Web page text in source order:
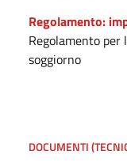
Regolamento:
Regolamento per
soggiorno
DOCUMENTI